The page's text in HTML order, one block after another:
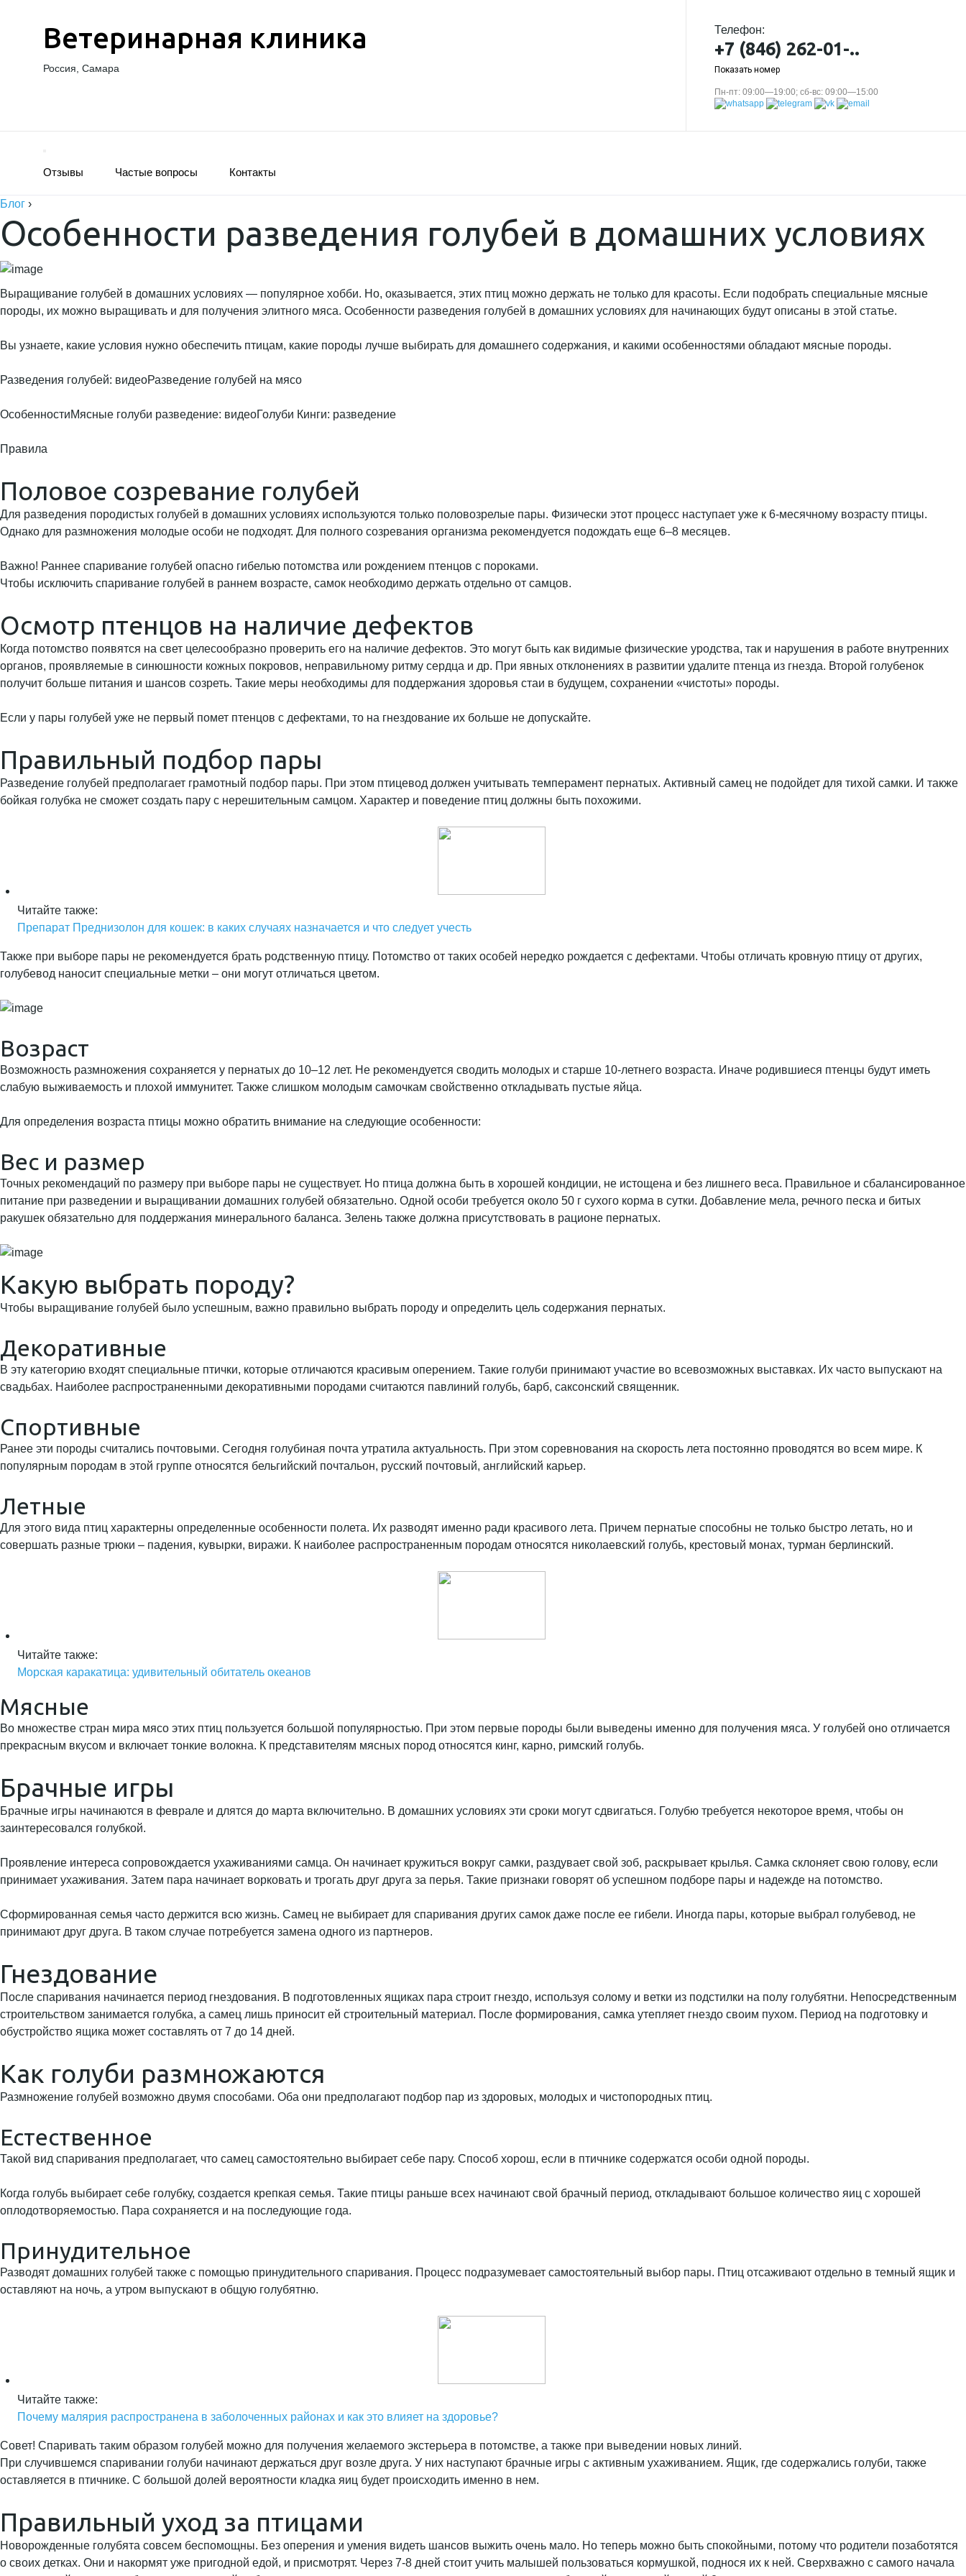
Ветеринарная клиника
Россия, Самара
Телефон:
+7 (846) 262-01-..
Показать номер
Пн-пт: 09:00—19:00; сб-вс: 09:00—15:00
Отзывы Частые вопросы Контакты
Блог ›
Особенности разведения голубей в домашних условиях
Выращивание голубей в домашних условиях — популярное хобби. Но, оказывается, этих птиц можно держать не только для красоты. Если подобрать специальные мясные
породы, их можно выращивать и для получения элитного мяса. Особенности разведения голубей в домашних условиях для начинающих будут описаны в этой статье.
Вы узнаете, какие условия нужно обеспечить птицам, какие породы лучше выбирать для домашнего содержания, и какими особенностями обладают мясные породы.
Разведения голубей: видеоРазведение голубей на мясо
ОсобенностиМясные голуби разведение: видеоГолуби Кинги: разведение
Правила
Половое созревание голубей
Для разведения породистых голубей в домашних условиях используются только половозрелые пары. Физически этот процесс наступает уже к 6-месячному возрасту птицы.
Однако для размножения молодые особи не подходят. Для полного созревания организма рекомендуется подождать еще 6–8 месяцев.
Важно! Раннее спаривание голубей опасно гибелью потомства или рождением птенцов с пороками.
Чтобы исключить спаривание голубей в раннем возрасте, самок необходимо держать отдельно от самцов.
Осмотр птенцов на наличие дефектов
Когда потомство появятся на свет целесообразно проверить его на наличие дефектов. Это могут быть как видимые физические уродства, так и нарушения в работе внутренних
органов, проявляемые в синюшности кожных покровов, неправильному ритму сердца и др. При явных отклонениях в развитии удалите птенца из гнезда. Второй голубенок
получит больше питания и шансов созреть. Такие меры необходимы для поддержания здоровья стаи в будущем, сохранении «чистоты» породы.
Если у пары голубей уже не первый помет птенцов с дефектами, то на гнездование их больше не допускайте.
Правильный подбор пары
Разведение голубей предполагает грамотный подбор пары. При этом птицевод должен учитывать темперамент пернатых. Активный самец не подойдет для тихой самки. И также
бойкая голубка не сможет создать пару с нерешительным самцом. Характер и поведение птиц должны быть похожими.
Читайте также:
Препарат Преднизолон для кошек: в каких случаях назначается и что следует учесть
Также при выборе пары не рекомендуется брать родственную птицу. Потомство от таких особей нередко рождается с дефектами. Чтобы отличать кровную птицу от других,
голубевод наносит специальные метки – они могут отличаться цветом.
Возраст
Возможность размножения сохраняется у пернатых до 10–12 лет. Не рекомендуется сводить молодых и старше 10-летнего возраста. Иначе родившиеся птенцы будут иметь
слабую выживаемость и плохой иммунитет. Также слишком молодым самочкам свойственно откладывать пустые яйца.
Для определения возраста птицы можно обратить внимание на следующие особенности:
Вес и размер
Точных рекомендаций по размеру при выборе пары не существует. Но птица должна быть в хорошей кондиции, не истощена и без лишнего веса. Правильное и сбалансированное
питание при разведении и выращивании домашних голубей обязательно. Одной особи требуется около 50 г сухого корма в сутки. Добавление мела, речного песка и битых
ракушек обязательно для поддержания минерального баланса. Зелень также должна присутствовать в рационе пернатых.
Какую выбрать породу?
Чтобы выращивание голубей было успешным, важно правильно выбрать породу и определить цель содержания пернатых.
Декоративные
В эту категорию входят специальные птички, которые отличаются красивым оперением. Такие голуби принимают участие во всевозможных выставках. Их часто выпускают на
свадьбах. Наиболее распространенными декоративными породами считаются павлиний голубь, барб, саксонский священник.
Спортивные
Ранее эти породы считались почтовыми. Сегодня голубиная почта утратила актуальность. При этом соревнования на скорость лета постоянно проводятся во всем мире. К
популярным породам в этой группе относятся бельгийский почтальон, русский почтовый, английский карьер.
Летные
Для этого вида птиц характерны определенные особенности полета. Их разводят именно ради красивого лета. Причем пернатые способны не только быстро летать, но и
совершать разные трюки – падения, кувырки, виражи. К наиболее распространенным породам относятся николаевский голубь, крестовый монах, турман берлинский.
Читайте также:
Морская каракатица: удивительный обитатель океанов
Мясные
Во множестве стран мира мясо этих птиц пользуется большой популярностью. При этом первые породы были выведены именно для получения мяса. У голубей оно отличается
прекрасным вкусом и включает тонкие волокна. К представителям мясных пород относятся кинг, карно, римский голубь.
Брачные игры
Брачные игры начинаются в феврале и длятся до марта включительно. В домашних условиях эти сроки могут сдвигаться. Голубю требуется некоторое время, чтобы он
заинтересовался голубкой.
Проявление интереса сопровождается ухаживаниями самца. Он начинает кружиться вокруг самки, раздувает свой зоб, раскрывает крылья. Самка склоняет свою голову, если
принимает ухаживания. Затем пара начинает ворковать и трогать друг друга за перья. Такие признаки говорят об успешном подборе пары и надежде на потомство.
Сформированная семья часто держится всю жизнь. Самец не выбирает для спаривания других самок даже после ее гибели. Иногда пары, которые выбрал голубевод, не
принимают друг друга. В таком случае потребуется замена одного из партнеров.
Гнездование
После спаривания начинается период гнездования. В подготовленных ящиках пара строит гнездо, используя солому и ветки из подстилки на полу голубятни. Непосредственным
строительством занимается голубка, а самец лишь приносит ей строительный материал. После формирования, самка утепляет гнездо своим пухом. Период на подготовку и
обустройство ящика может составлять от 7 до 14 дней.
Как голуби размножаются
Размножение голубей возможно двумя способами. Оба они предполагают подбор пар из здоровых, молодых и чистопородных птиц.
Естественное
Такой вид спаривания предполагает, что самец самостоятельно выбирает себе пару. Способ хорош, если в птичнике содержатся особи одной породы.
Когда голубь выбирает себе голубку, создается крепкая семья. Такие птицы раньше всех начинают свой брачный период, откладывают большое количество яиц с хорошей
оплодотворяемостью. Пара сохраняется и на последующие года.
Принудительное
Разводят домашних голубей также с помощью принудительного спаривания. Процесс подразумевает самостоятельный выбор пары. Птиц отсаживают отдельно в темный ящик и
оставляют на ночь, а утром выпускают в общую голубятню.
Читайте также:
Почему малярия распространена в заболоченных районах и как это влияет на здоровье?
Совет! Спаривать таким образом голубей можно для получения желаемого экстерьера в потомстве, а также при выведении новых линий.
При случившемся спаривании голуби начинают держаться друг возле друга. У них наступают брачные игры с активным ухаживанием. Ящик, где содержались голуби, также
оставляется в птичнике. С большой долей вероятности кладка яиц будет происходить именно в нем.
Правильный уход за птицами
Новорожденные голубята совсем беспомощны. Без оперения и умения видеть шансов выжить очень мало. Но теперь можно быть спокойными, потому что родители позаботятся
о своих детках. Они и накормят уже пригодной едой, и присмотрят. Через 7-8 дней стоит учить малышей пользоваться кормушкой, поднося их к ней. Сверхважно с самого начала